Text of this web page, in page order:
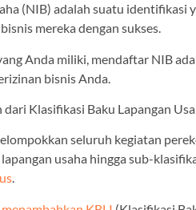
(NIB) adalah suatu identifikasi
mereka dengan sukses.
Anda miliki, mendaftar NIB
bisnis Anda.
Klasifikasi Baku Lapangan
seluruh kegiatan
usaha hingga sub-
.